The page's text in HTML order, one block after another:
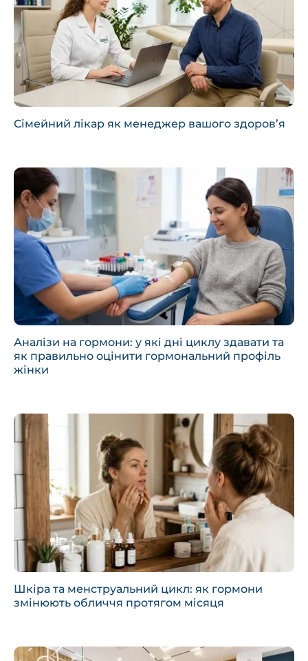
Сімейний лікар як менеджер вашого здоров’я
Аналізи на гормони: у які дні циклу здавати та
як правильно оцінити гормональний профіль
жінки
Шкіра та менструальний цикл: як гормони
змінюють обличчя протягом місяця